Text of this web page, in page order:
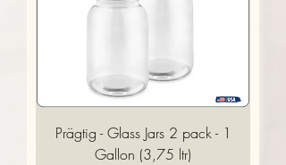
Prägtig - Glass Jars 2 pack - 1
Gallon (3,75 ltr)